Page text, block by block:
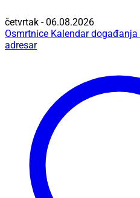
četvrtak - 06.08.2026
Osmrtnice Kalendar događanja
adresar